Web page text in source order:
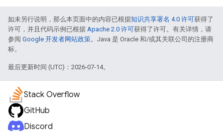
如未另行说明，那么本页面中的内容已根据知识共享署名 4.0 许可获得了
许可，并且代码示例已根据 Apache 2.0 许可获得了许可。有关详情，请
参阅 Google 开发者网站政策。Java 是 Oracle 和/或其关联公司的注册商
标。
最后更新时间 (UTC)：2026-07-14。
Stack Overflow
GitHub
Discord